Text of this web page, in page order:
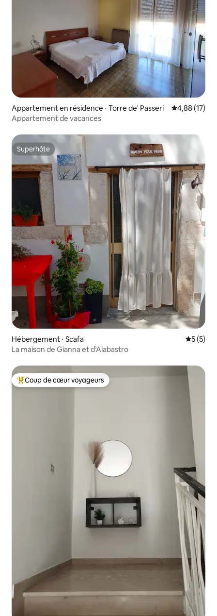
Appartement en résidence ⋅ Torre de' Passeri Évaluation
4,88 (17)
Appartement de vacances
Superhôte
Superhôte
Hébergement ⋅ Scafa
5 (5)
La maison de Gianna et d’Alabastro
Coups de cœur voyageurs les plus appréciés
Coup de cœur voyageurs